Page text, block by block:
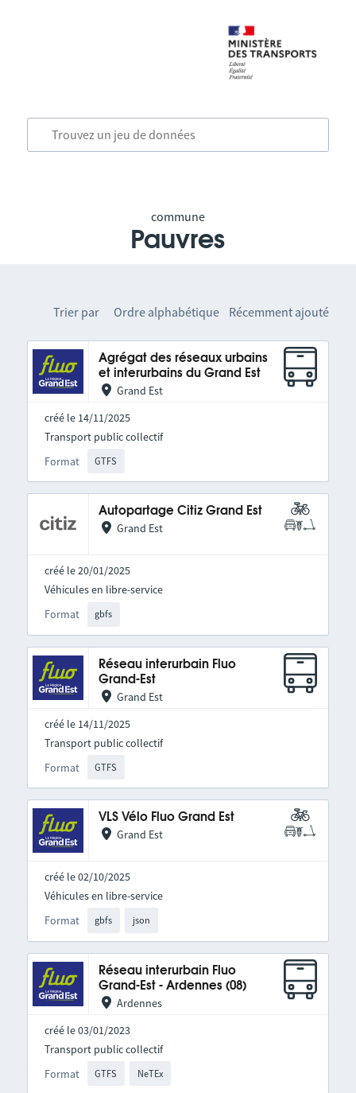
commune
Pauvres
Trier par Ordre alphabétique Récemment ajouté
Agrégat des réseaux urbains
et interurbains du Grand Est
Grand Est
créé le 14/11/2025
Format GTFS
Transport public collectif
Autopartage Citiz Grand Est
Grand Est
créé le 20/01/2025
Format gbfs
Véhicules en libre-service
Réseau interurbain Fluo
Grand-Est
Grand Est
créé le 14/11/2025
Format GTFS
Transport public collectif
VLS Vélo Fluo Grand Est
Grand Est
créé le 02/10/2025
Format gbfs json
Véhicules en libre-service
Réseau interurbain Fluo
Grand-Est - Ardennes (08)
Ardennes
créé le 03/01/2023
Format GTFS NeTEx
Transport public collectif